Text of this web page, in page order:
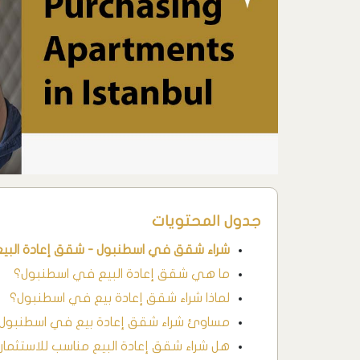
جدول المحتويات
شراء شقق في اسطنبول - شقق إعادة
ما هي شقق إعادة البيع في اسطنبول؟
لماذا شراء شقق إعادة بيع في اسطنبول؟
مساوئ شراء شقق إعادة بيع في
هل شراء شقق إعادة البيع مناسب